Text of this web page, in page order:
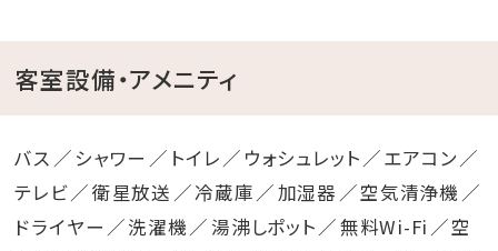
客室設備・アメニティ
バス シャワー トイレ ウォシュレット
エアコン
テレビ
衛星放送 冷蔵庫 加湿器
空気清浄機
ドライヤー
洗濯機 湯沸しポット 無料Wi-Fi
空